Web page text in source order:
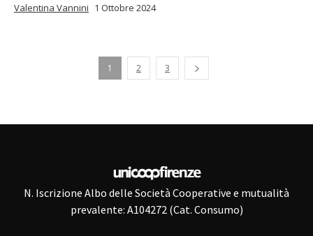
Valentina Vannini 1 Ottobre 2024
1 2 3
N. Iscrizione Albo delle Società Cooperative e mutualità
prevalente: A104272 (Cat. Consumo)